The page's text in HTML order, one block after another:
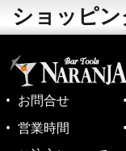
ショッピ
お問合せ
営業時間